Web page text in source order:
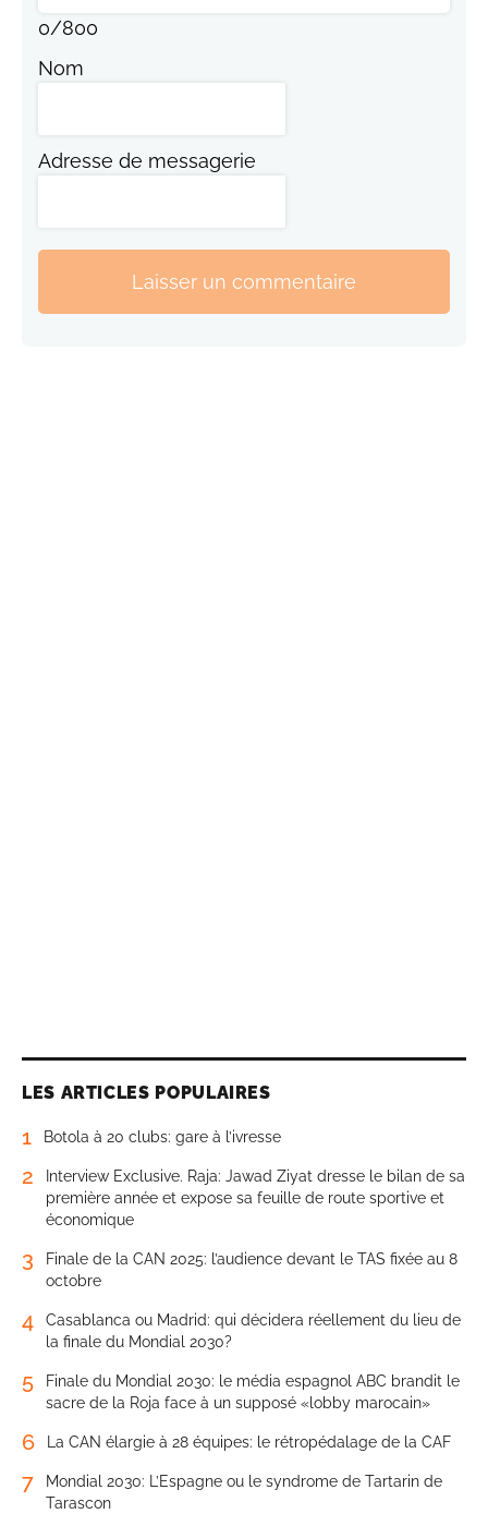
0/800
Nom
Adresse de messagerie
Laisser un commentaire
LES ARTICLES POPULAIRES
1 Botola à 20 clubs: gare à l’ivresse
2
Interview Exclusive. Raja: Jawad Ziyat dresse le bilan de sa
première année et expose sa feuille de route sportive et
économique
3
Finale de la CAN 2025: l’audience devant le TAS fixée au 8
octobre
4
Casablanca ou Madrid: qui décidera réellement du lieu de
la finale du Mondial 2030?
5
Finale du Mondial 2030: le média espagnol ABC brandit le
sacre de la Roja face à un supposé «lobby marocain»
6 La CAN élargie à 28 équipes: le rétropédalage de la CAF
7
Mondial 2030: L’Espagne ou le syndrome de Tartarin de
Tarascon